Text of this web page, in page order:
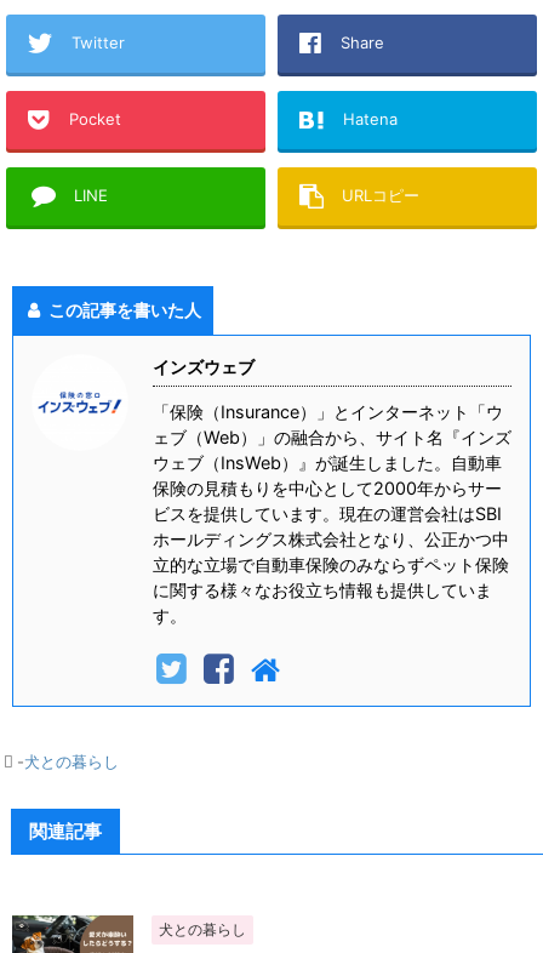
Twitter Share
Pocket Hatena
LINE URLコピー
この記事を書いた人
インズウェブ
「保険（Insurance）」とインターネット「ウ
ェブ（Web）」の融合から、サイト名『インズ
ウェブ（InsWeb）』が誕生しました。自動車
保険の見積もりを中心として2000年からサー
ビスを提供しています。現在の運営会社はSBI
ホールディングス株式会社となり、公正かつ中
立的な立場で自動車保険のみならずペット保険
に関する様々なお役立ち情報も提供していま
す。
-犬との暮らし
関連記事
犬との暮らし